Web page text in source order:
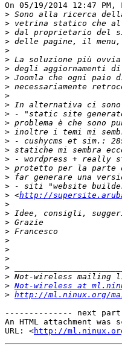
On 05/19/2014 12:47 PM,
>
>
>
>
>
>
>
>
>
>
>
>
>
>
>
>
>
>
>
>
> <http://
>
>
>
>
>
>
>
>
>
> Not-wireless at
> http://ml.ninux.org/
-------------- next
An HTML attachment was
URL: <http://